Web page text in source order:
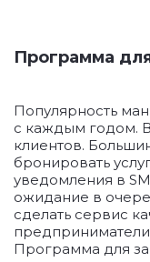
Программа
Популярность
с каждым годом.
клиентов.
бронировать
уведомления в
ожидание в
сделать сервис
Программа для